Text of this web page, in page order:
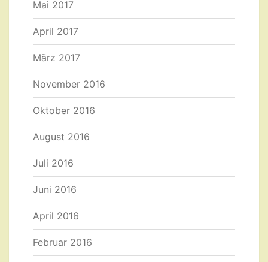
Mai 2017
April 2017
März 2017
November 2016
Oktober 2016
August 2016
Juli 2016
Juni 2016
April 2016
Februar 2016